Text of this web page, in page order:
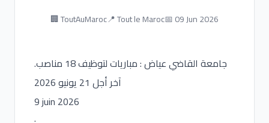
🏢 ToutAuMaroc📍 Tout le Maroc📅 09 Jun 2026
جامعة القاضي عياض : مباريات لتوظيف 18 مناصب.
آخر أجل 21 يونيو 2026
9 juin 2026